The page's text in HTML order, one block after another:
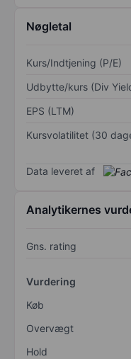
Nøgletal
Kurs/Indtjening (P/E)
Udbytte/kurs (Div
EPS (LTM)
Kursvolatilitet (30
Data leveret af
Analytikernes
Gns. rating
Vurdering
Køb
Overvægt
Hold